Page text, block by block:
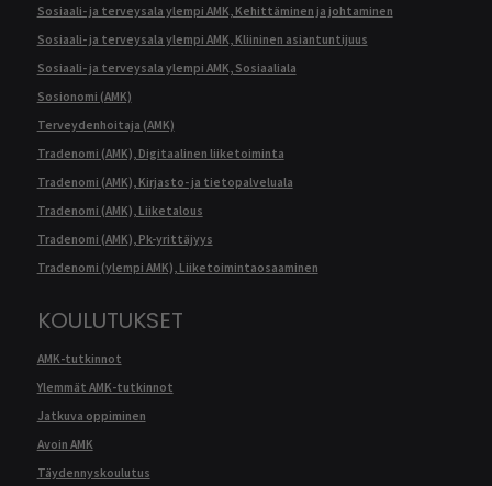
Sosiaali- ja terveysala ylempi AMK, Kehittäminen ja johtaminen
Sosiaali- ja terveysala ylempi AMK, Kliininen asiantuntijuus
Sosiaali- ja terveysala ylempi AMK, Sosiaaliala
Sosionomi (AMK)
Terveydenhoitaja (AMK)
Tradenomi (AMK), Digitaalinen liiketoiminta
Tradenomi (AMK), Kirjasto- ja tietopalveluala
Tradenomi (AMK), Liiketalous
Tradenomi (AMK), Pk-yrittäjyys
Tradenomi (ylempi AMK), Liiketoimintaosaaminen
KOULUTUKSET
AMK-tutkinnot
Ylemmät AMK-tutkinnot
Jatkuva oppiminen
Avoin AMK
Täydennyskoulutus